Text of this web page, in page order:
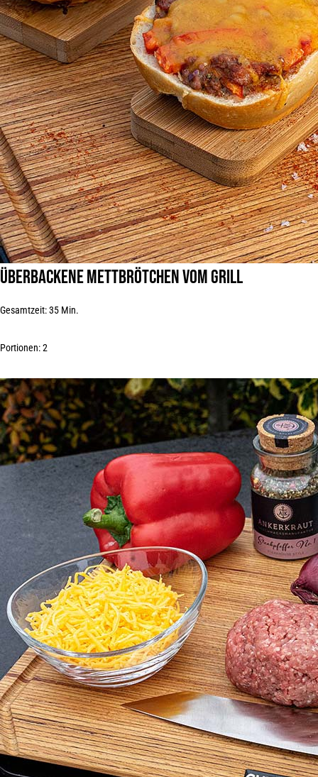
Überbackene Mettbrötchen vom Grill
Gesamtzeit: 35 Min.
Portionen: 2